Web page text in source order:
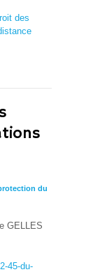
des
du
GELLES
45-du-